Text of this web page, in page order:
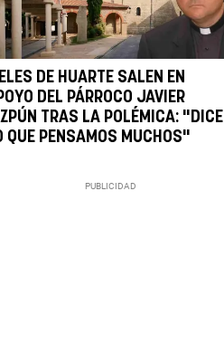
DE HUARTE SALEN EN
DEL PÁRROCO JAVIER
TRAS LA POLÉMICA: "DICE
QUE PENSAMOS MUCHOS"